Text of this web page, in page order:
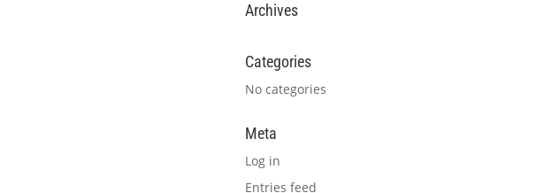
Archives
Categories
No categories
Meta
Log in
Entries feed